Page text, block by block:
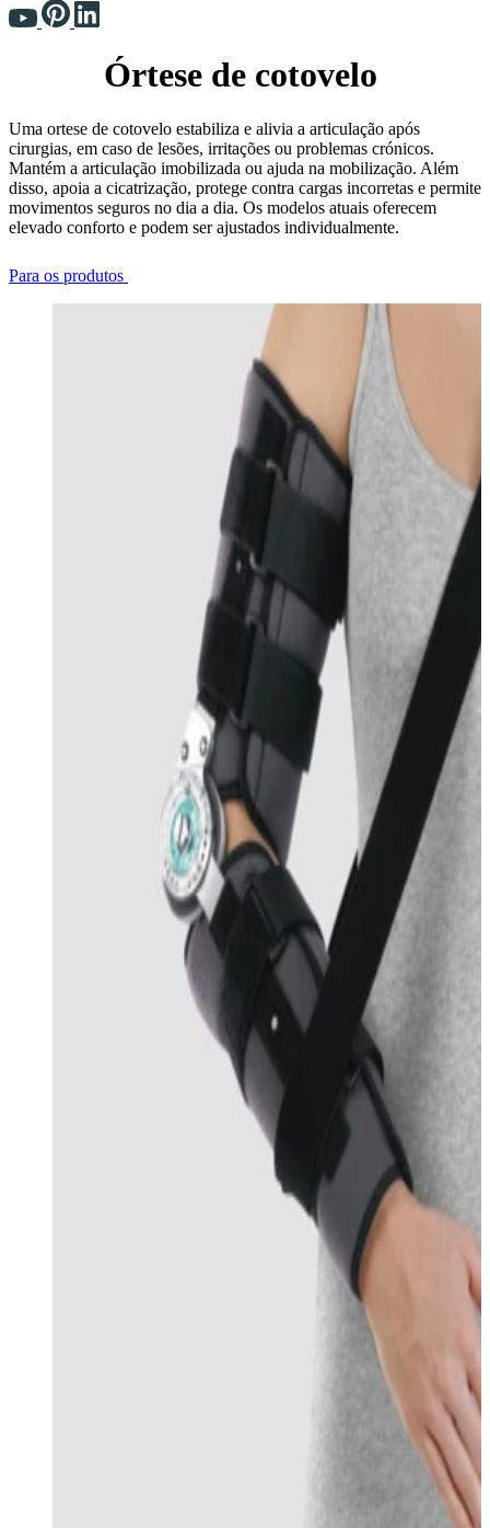
Órtese de cotovelo
Uma ortese de cotovelo estabiliza e alivia a articulação após
cirurgias, em caso de lesões, irritações ou problemas crónicos.
Mantém a articulação imobilizada ou ajuda na mobilização. Além
disso, apoia a cicatrização, protege contra cargas incorretas e permite
movimentos seguros no dia a dia. Os modelos atuais oferecem
elevado conforto e podem ser ajustados individualmente.
Para os produtos